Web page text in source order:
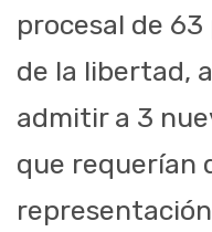
procesal de
de la libertad,
admitir a 3
que requerían